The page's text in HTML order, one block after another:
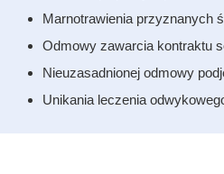
Marnotrawienia przyznanych
Odmowy zawarcia kontraktu
Nieuzasadnionej odmowy
Unikania leczenia